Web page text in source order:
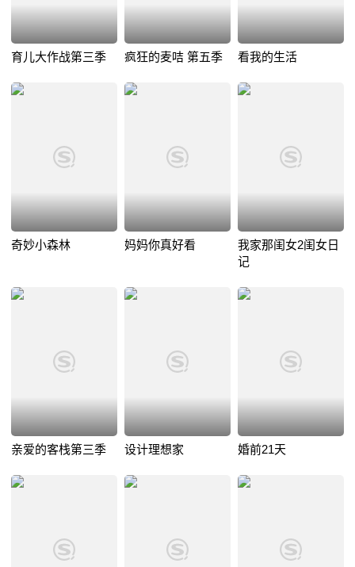
育儿大作战第三季 疯狂的麦咭 第五季 看我的生活
奇妙小森林 妈妈你真好看
我家那闺女2闺女日
记
亲爱的客栈第三季 设计理想家 婚前21天